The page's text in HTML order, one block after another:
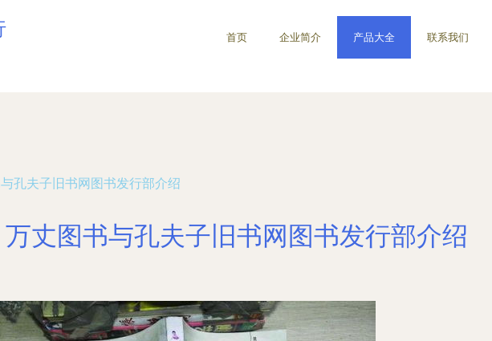
首页 企业简介 产品大全 联系我们
孔夫子旧书网图书发行部介绍
丈图书与孔夫子旧书网图书发行部介绍